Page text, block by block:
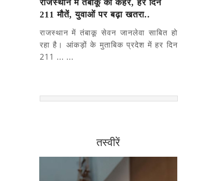
राजस्थान में तंबाकू का कहर, हर दिन
211 मौतें, युवाओं पर बढ़ा खतरा..
राजस्थान में तंबाकू सेवन जानलेवा साबित हो
रहा है। आंकड़ों के मुताबिक प्रदेश में हर दिन
211 ... ...
तस्वीरें